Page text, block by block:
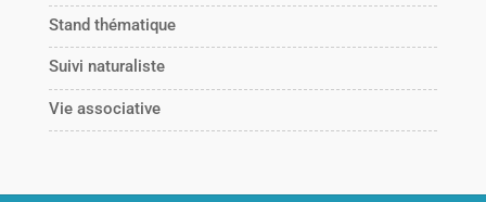
Stand thématique
Suivi naturaliste
Vie associative